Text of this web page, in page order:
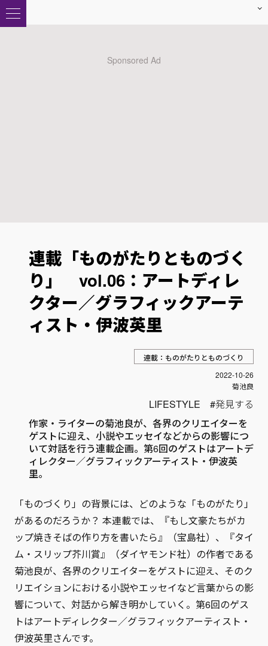
連載「ものがたりとものづく
り」 vol.06：アートディレ
クター／グラフィックアーテ
ィスト・伊波英里
連載：ものがたりとものづくり
投稿日
2022-10-26
Author
菊池良
LIFESTYLE
発見する
作家・ライターの菊池良が、各界のクリエイターを
ゲストに迎え、小説やエッセイなどからの影響につ
いて対話を行う連載企画。第6回のゲストはアートデ
ィレクター／グラフィックアーティスト・伊波英
里。
「ものづくり」の背景には、どのような「ものがたり」
があるのだろうか？ 本連載では、『もし文豪たちがカ
ップ焼きそばの作り方を書いたら』（宝島社）、『タイ
ム・スリップ芥川賞』（ダイヤモンド社）の作者である
菊池良が、各界のクリエイターをゲストに迎え、そのク
リエイションにおける小説やエッセイなど言葉からの影
響について、対話から解き明かしていく。第6回のゲス
トはアートディレクター／グラフィックアーティスト・
伊波英里さんです。